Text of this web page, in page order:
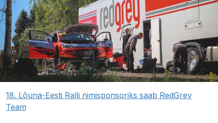
18. Lõuna-Eesti Ralli nimisponsoriks saab RedGrey
Team